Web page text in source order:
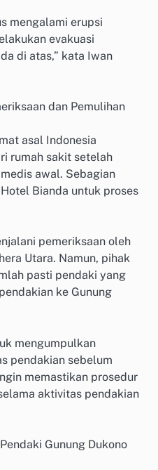
mengalami erupsi
evakuasi
di atas,” kata Iwan
dan Pemulihan
asal Indonesia
rumah sakit setelah
awal. Sebagian
Bianda untuk proses
pemeriksaan oleh
Utara. Namun, pihak
pasti pendaki yang
ke Gunung
mengumpulkan
pendakian sebelum
memastikan prosedur
aktivitas pendakian
Gunung Dukono